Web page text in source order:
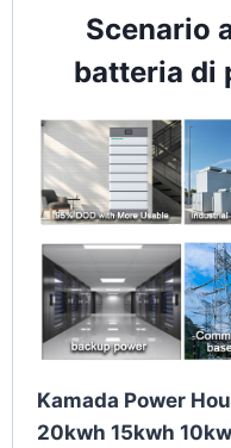
Scenario
batteria di
Kamada Power
20kwh 15kwh